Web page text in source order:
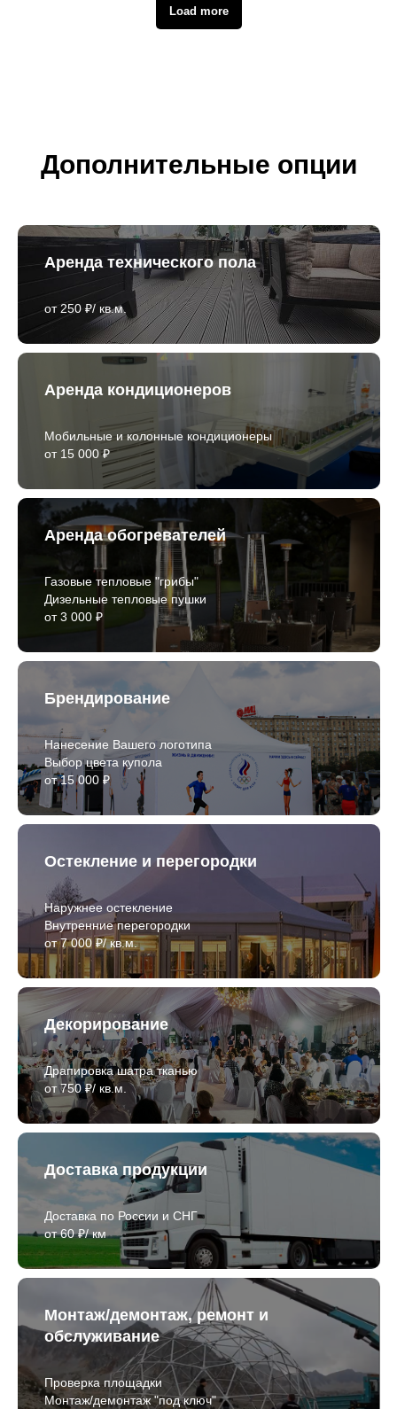
Load more
Дополнительные опции
Аренда технического пола
от 250 ₽/ кв.м.
Аренда кондиционеров
Мобильные и колонные кондиционеры
от 15 000 ₽
Аренда обогревателей
Газовые тепловые "грибы"
Дизельные тепловые пушки
от 3 000 ₽
Брендирование
Нанесение Вашего логотипа
Выбор цвета купола
от 15 000 ₽
Остекление и перегородки
Наружнее остекление
Внутренние перегородки
от 7 000 ₽/ кв.м.
Декорирование
Драпировка шатра тканью
от 750 ₽/ кв.м.
Доставка продукции
Доставка по России и СНГ
от 60 ₽/ км
Монтаж/демонтаж, ремонт и
обслуживание
Проверка площадки
Монтаж/демонтаж "под ключ"